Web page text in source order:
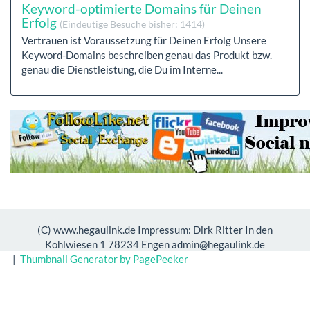
Keyword-optimierte Domains für Deinen
Erfolg (Eindeutige Besuche bisher: 1414)
Vertrauen ist Voraussetzung für Deinen Erfolg Unsere
Keyword-Domains beschreiben genau das Produkt bzw.
genau die Dienstleistung, die Du im Interne...
(C) www.hegaulink.de Impressum: Dirk Ritter In den
Kohlwiesen 1 78234 Engen admin@hegaulink.de
| Thumbnail Generator by PagePeeker